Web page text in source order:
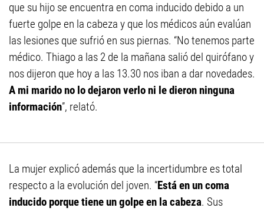
que su hijo se encuentra en coma inducido debido a un
fuerte golpe en la cabeza y que los médicos aún evalúan
las lesiones que sufrió en sus piernas. “No tenemos parte
médico. Thiago a las 2 de la mañana salió del quirófano y
nos dijeron que hoy a las 13.30 nos iban a dar novedades.
A mi marido no lo dejaron verlo ni le dieron ninguna
información”, relató.
La mujer explicó además que la incertidumbre es total
respecto a la evolución del joven. “Está en un coma
inducido porque tiene un golpe en la cabeza. Sus